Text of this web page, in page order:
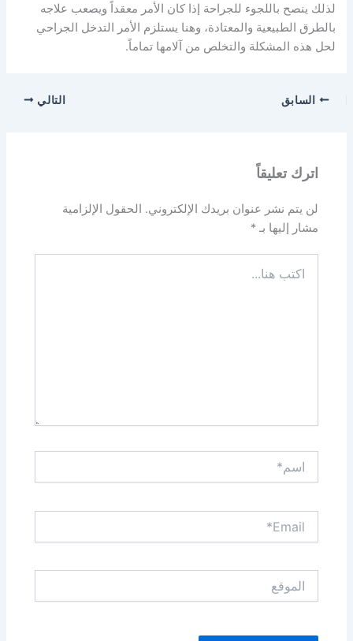
لذلك ينصح باللجوء للجراحة إذا كان الأمر معقداً ويصعب علاجه
بالطرق الطبيعية والمعتادة، وهنا يستلزم الأمر التدخل الجراحي
لحل هذه المشكلة والتخلص من آلامها تماماً.
السابق التالي
اترك تعليقاً
لن يتم نشر عنوان بريدك الإلكتروني. الحقول الإلزامية
مشار إليها بـ*
هنا...